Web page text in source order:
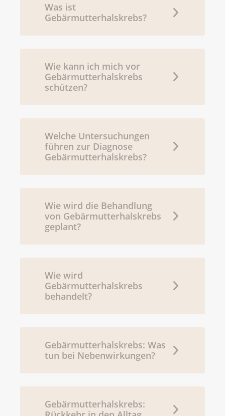
Was ist
Gebärmutterhalskrebs?
Wie kann ich mich vor
Gebärmutterhalskrebs
schützen?
Welche Untersuchungen
führen zur Diagnose
Gebärmutterhalskrebs?
Wie wird die Behandlung
von Gebärmutterhalskrebs
geplant?
Wie wird
Gebärmutterhalskrebs
behandelt?
Gebärmutterhalskrebs: Was
tun bei Nebenwirkungen?
Gebärmutterhalskrebs: